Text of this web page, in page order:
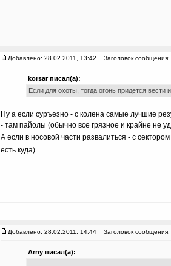
Добавлено: 28.02.2011, 13:42 Заголовок сообщения:
korsar писал(а):
Если для охоты, тогда огонь придется вести
Ну а если суръезно - с колена самые лучшие
- там пайолы (обычно все грязное и крайне не
А если в носовой части развалиться - с
есть куда)
Добавлено: 28.02.2011, 14:44 Заголовок сообщения:
Arny писал(а):